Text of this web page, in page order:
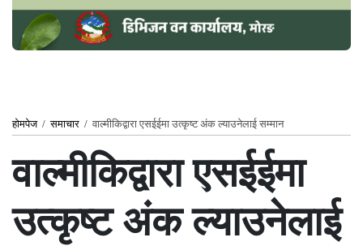
होमपेज/समाचार / वाल्मीकिद्वारा एसईईमा उत्कृष्ट अंक ल्याउनेलाई सम्मान
वाल्मीकिद्वारा एसईईमा
उत्कृष्ट अंक ल्याउनेलाई